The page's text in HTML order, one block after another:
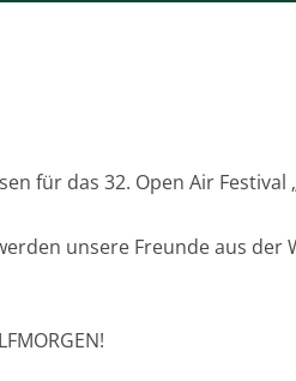
für das 32. Open Air Festival
unsere Freunde aus der